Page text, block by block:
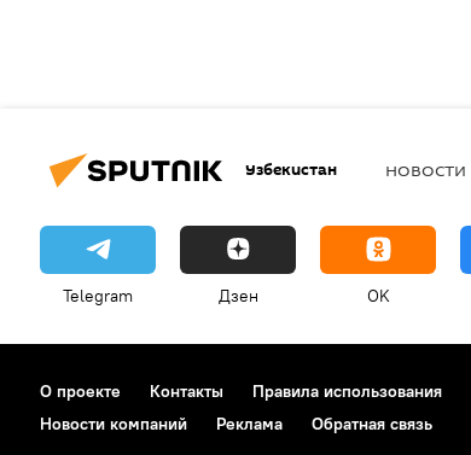
Узбекистан НОВОСТИ
Telegram Дзен OK
О проекте Контакты Правила использования
Новости компаний
Реклама Обратная связь